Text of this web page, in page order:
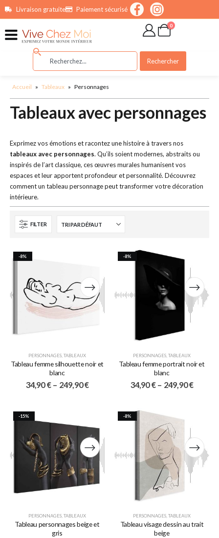
principalLivraison gratuite Paiement sécurisé
0
Rechercher
Accueil » Tableaux » Personnages
Tableaux avec personnages
Exprimez vos émotions et racontez une histoire à travers nos
tableaux avec personnages. Qu’ils soient modernes, abstraits ou
inspirés de l’art classique, ces œuvres murales humanisent vos
espaces et leur apportent profondeur et personnalité. Découvrez
comment un tableau personnage peut transformer votre décoration
intérieure.
FILTER
-8%
PERSONNAGES,TABLEAUX
Tableau femme silhouette noir et
blanc
34,90€ – 249,90€
-8%
PERSONNAGES,TABLEAUX
Tableau femme portrait noir et
blanc
34,90€ – 249,90€
-15%
PERSONNAGES TABLEAUX
Tableau personnages beige et
gris
-8%
PERSONNAGES TABLEAUX
Tableau visage dessin au trait
beige